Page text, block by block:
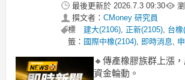
最後更新於 2026.7.3 09:30
撰文者： CMoney 研究員
標
籤：
建大(2106), 正新(2105), 台橡
國際中橡(2104), 即時消息,
🔸傳產橡膠族群上漲
資金輪動。